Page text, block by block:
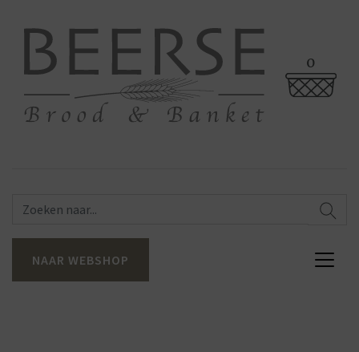
0
NAAR WEBSHOP